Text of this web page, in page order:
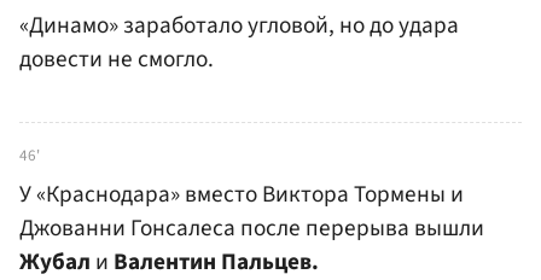
«Динамо» заработало угловой, но до удара
довести не смогло.
46'
У «Краснодара» вместо Виктора Тормены и
Джованни Гонсалеса после перерыва вышли
Жубал и Валентин Пальцев.